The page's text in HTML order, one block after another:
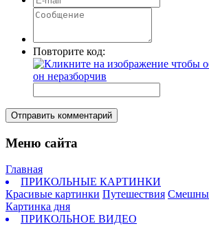
Повторите код:
Отправить комментарий
Меню сайта
Главная
ПРИКОЛЬНЫЕ КАРТИНКИ
Красивые картинки Путешествия
Картинка дня
ПРИКОЛЬНОЕ ВИДЕО